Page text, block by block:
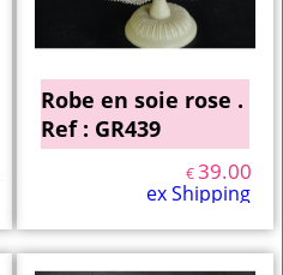
Robe en soie rose .
Ref : GR439
€39.00
ex Shipping